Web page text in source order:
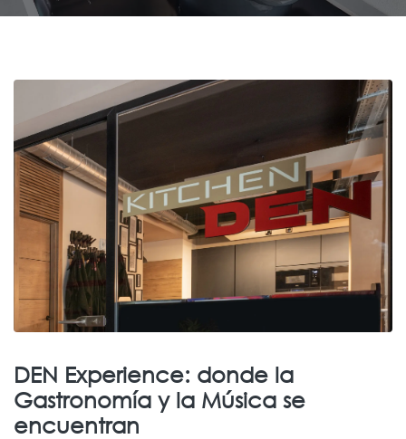
DEN Experience: donde la
Gastronomía y la Música se
encuentran